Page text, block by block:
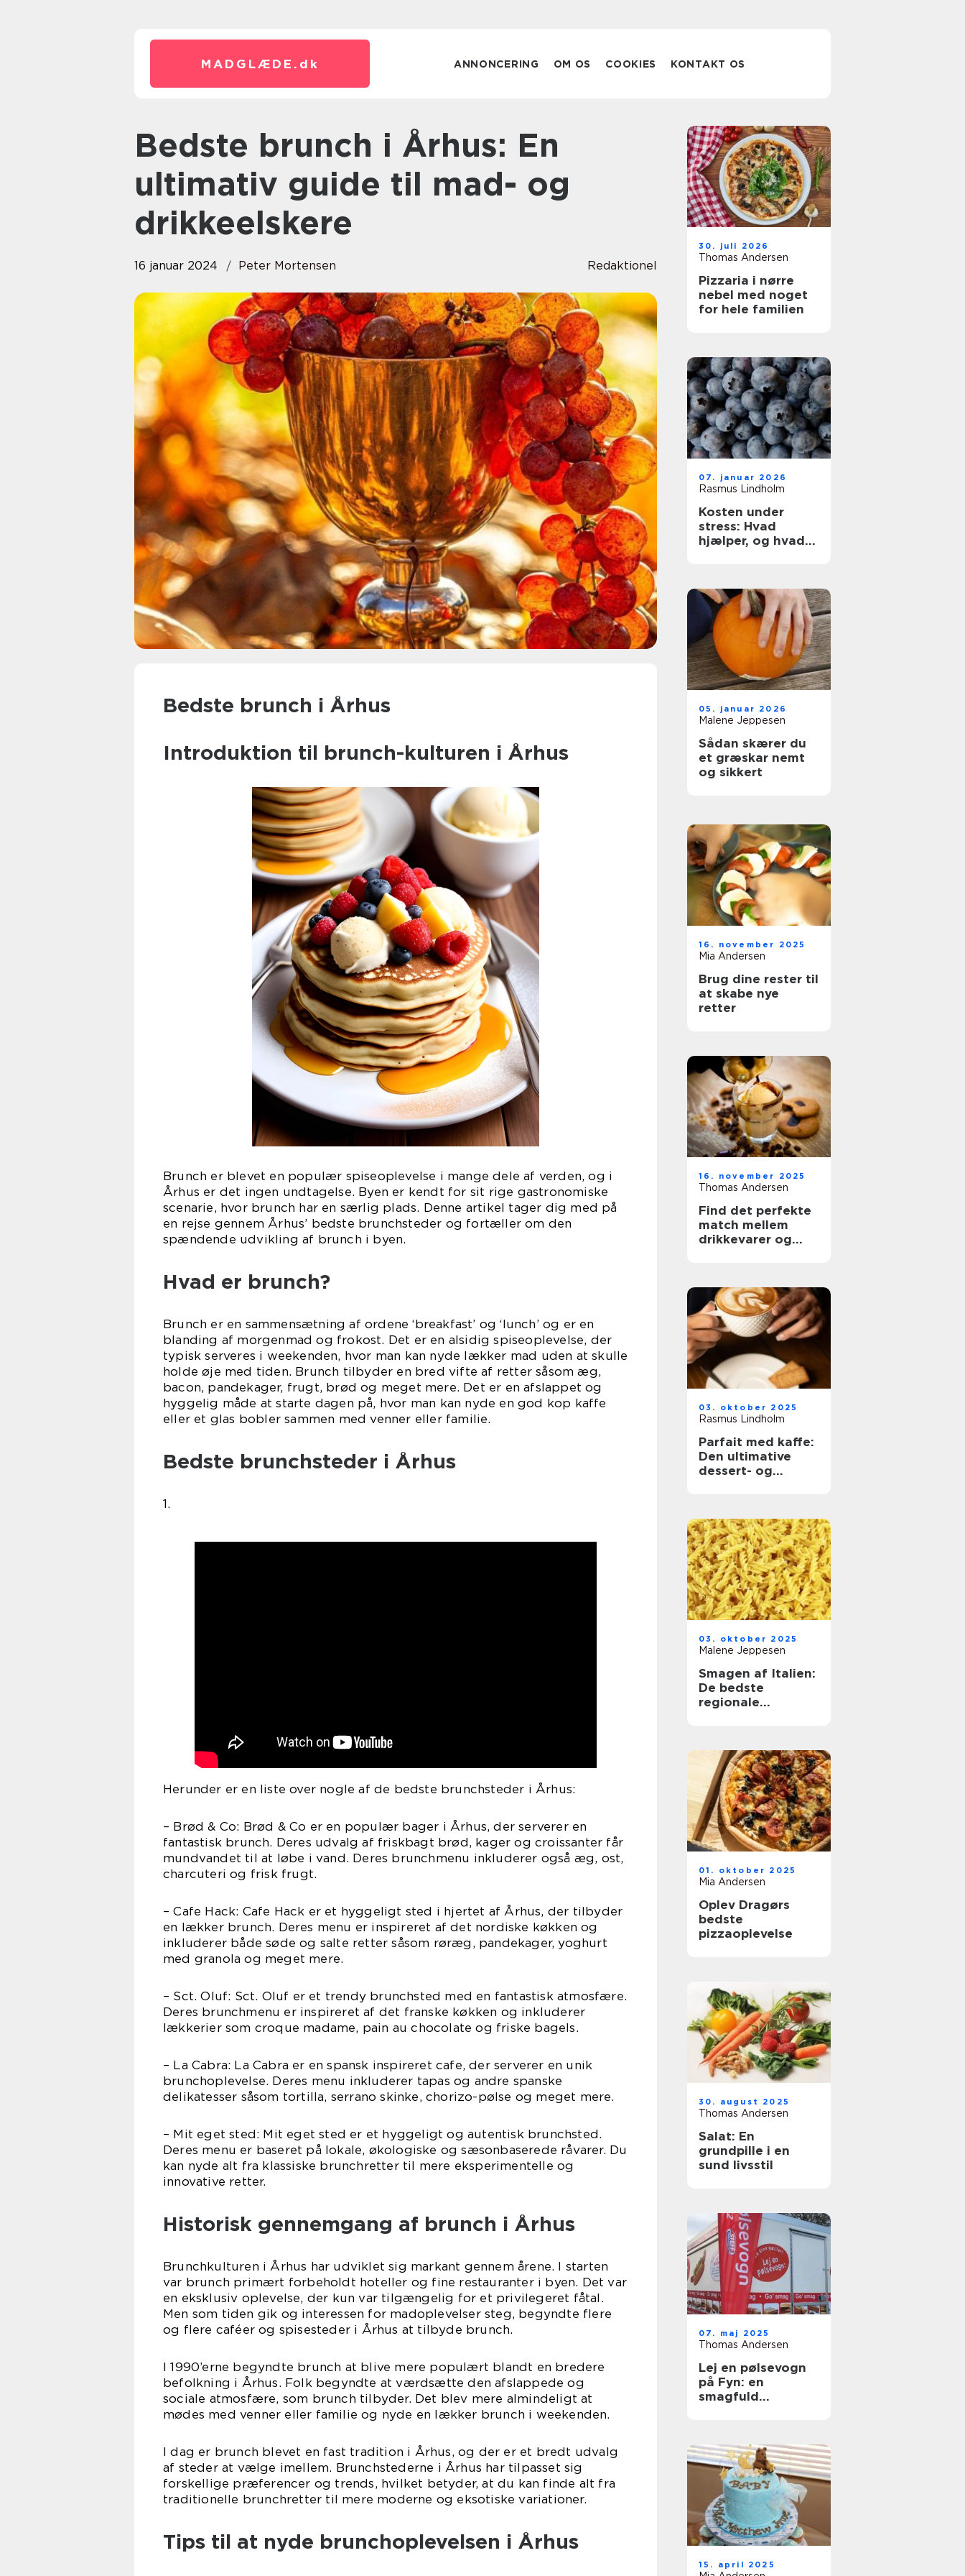
MADGLÆDE. dk ANNONCERING OM OS COOKIES KONTAKT OS
Bedste brunch i Århus: En
ultimativ guide til mad- og
drikkeelskere
16 januar 2024 Peter Mortensen Redaktionel
Bedste brunch i Århus
Introduktion til brunch-kulturen i Århus
Brunch er blevet en populær spiseoplevelse i mange dele af verden, og i
Århus er det ingen undtagelse. Byen er kendt for sit rige gastronomiske
scenarie, hvor brunch har en særlig plads. Denne artikel tager dig med på
en rejse gennem Århus’ bedste brunchsteder og fortæller om den
spændende udvikling af brunch i byen.
Hvad er brunch?
Brunch er en sammensætning af ordene ‘breakfast’ og ‘lunch’ og er en
blanding af morgenmad og frokost. Det er en alsidig spiseoplevelse, der
typisk serveres i weekenden, hvor man kan nyde lækker mad uden at skulle
holde øje med tiden. Brunch tilbyder en bred vifte af retter såsom æg,
bacon, pandekager, frugt, brød og meget mere. Det er en afslappet og
hyggelig måde at starte dagen på, hvor man kan nyde en god kop kaffe
eller et glas bobler sammen med venner eller familie.
Bedste brunchsteder i Århus
1.
Herunder er en liste over nogle af de bedste brunchsteder i Århus:
– Brød & Co: Brød & Co er en populær bager i Århus, der serverer en
fantastisk brunch. Deres udvalg af friskbagt brød, kager og croissanter får
mundvandet til at løbe i vand. Deres brunchmenu inkluderer også æg, ost,
charcuteri og frisk frugt.
– Cafe Hack: Cafe Hack er et hyggeligt sted i hjertet af Århus, der tilbyder
en lækker brunch. Deres menu er inspireret af det nordiske køkken og
inkluderer både søde og salte retter såsom røræg, pandekager, yoghurt
med granola og meget mere.
– Sct. Oluf: Sct. Oluf er et trendy brunchsted med en fantastisk atmosfære.
Deres brunchmenu er inspireret af det franske køkken og inkluderer
lækkerier som croque madame, pain au chocolate og friske bagels.
– La Cabra: La Cabra er en spansk inspireret cafe, der serverer en unik
brunchoplevelse. Deres menu inkluderer tapas og andre spanske
delikatesser såsom tortilla, serrano skinke, chorizo-pølse og meget mere.
– Mit eget sted: Mit eget sted er et hyggeligt og autentisk brunchsted.
Deres menu er baseret på lokale, økologiske og sæsonbaserede råvarer. Du
kan nyde alt fra klassiske brunchretter til mere eksperimentelle og
innovative retter.
Historisk gennemgang af brunch i Århus
Brunchkulturen i Århus har udviklet sig markant gennem årene. I starten
var brunch primært forbeholdt hoteller og fine restauranter i byen. Det var
en eksklusiv oplevelse, der kun var tilgængelig for et privilegeret fåtal.
Men som tiden gik og interessen for madoplevelser steg, begyndte flere
og flere caféer og spisesteder i Århus at tilbyde brunch.
I 1990’erne begyndte brunch at blive mere populært blandt en bredere
befolkning i Århus. Folk begyndte at værdsætte den afslappede og
sociale atmosfære, som brunch tilbyder. Det blev mere almindeligt at
mødes med venner eller familie og nyde en lækker brunch i weekenden.
I dag er brunch blevet en fast tradition i Århus, og der er et bredt udvalg
af steder at vælge imellem. Brunchstederne i Århus har tilpasset sig
forskellige præferencer og trends, hvilket betyder, at du kan finde alt fra
traditionelle brunchretter til mere moderne og eksotiske variationer.
Tips til at nyde brunchoplevelsen i Århus
30. juli 2026
Thomas Andersen
Pizzaria i nørre
nebel med noget
for hele familien
07. januar 2026
Rasmus Lindholm
Kosten under
stress: Hvad
hjælper, og hvad
05. januar 2026
Malene Jeppesen
Sådan skærer du
et græskar nemt
og sikkert
16. november 2025
Mia Andersen
Brug dine rester til
at skabe nye
retter
16. november 2025
Thomas Andersen
Find det perfekte
match mellem
drikkevarer og
03. oktober 2025
Rasmus Lindholm
Parfait med kaffe:
Den ultimative
dessert- og
03. oktober 2025
Malene Jeppesen
Smagen af Italien:
De bedste
regionale
01. oktober 2025
Mia Andersen
Oplev Dragørs
bedste
pizzaoplevelse
30. august 2025
Thomas Andersen
Salat: En
grundpille i en
sund livsstil
07. maj 2025
Thomas Andersen
Lej en pølsevogn
på Fyn: en
smagfuld
15. april 2025